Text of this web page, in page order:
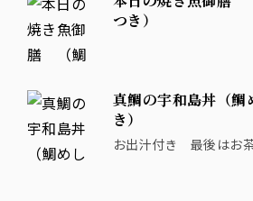
つき）
真鯛の宇和島丼（鯛めし食べ放題つ
き）
お出汁付き 最後はお